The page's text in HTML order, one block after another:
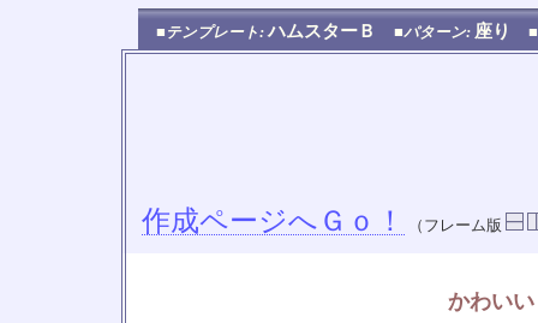
■テンプレート:ハムスターＢ ■パターン: 座り
作成ページへＧｏ！ （フレーム版
かわい